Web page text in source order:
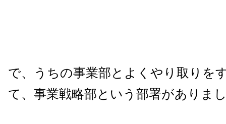
で、うちの事業部とよくやり取りを
て、事業戦略部という部署がありま